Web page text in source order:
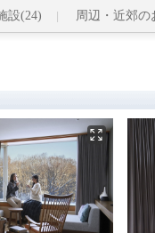
設(24) 周辺・近郊の